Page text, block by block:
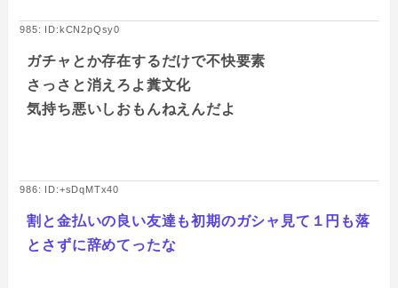
985: ID:kCN2pQsy0
ガチャとか存在するだけで不快要素
さっさと消えろよ糞文化
気持ち悪いしおもんねえんだよ
986: ID:+sDqMTx40
割と金払いの良い友達も初期のガシャ見て１円も落
とさずに辞めてったな